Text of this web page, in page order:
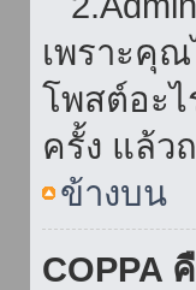
เพราะคุ
โพสต์อะ
ครั้ง แล้ว
ข้างบน
COPPA